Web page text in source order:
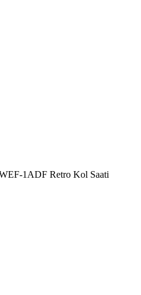
1ADF Retro Kol Saati